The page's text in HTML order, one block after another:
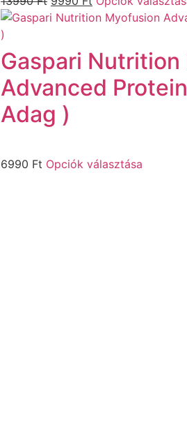
Gaspari
Advanced
Adag )
6990 Ft Opciók választása